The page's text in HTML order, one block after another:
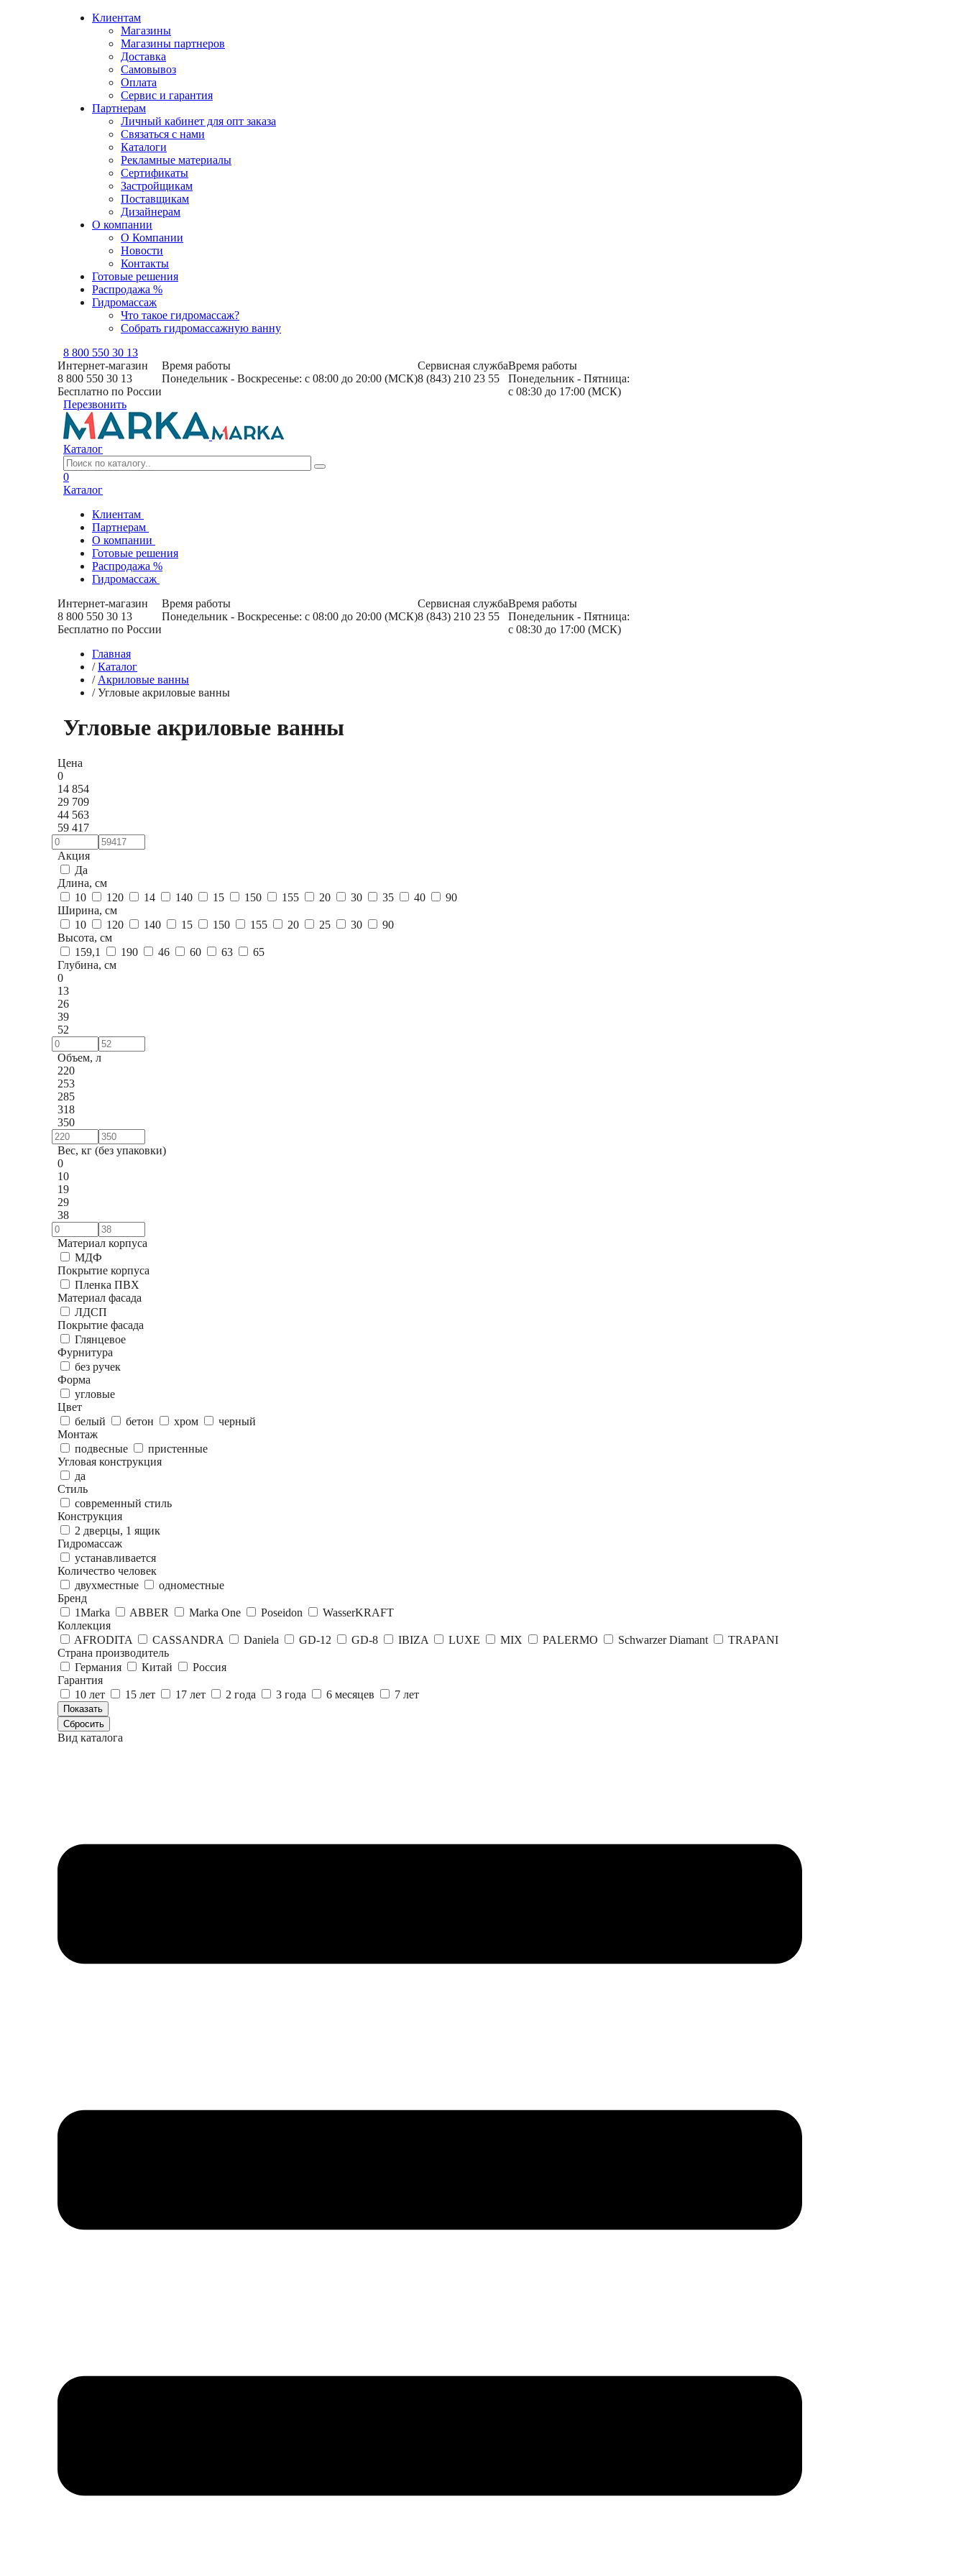
Клиентам
Магазины
Магазины партнеров
Доставка
Самовывоз
Оплата
Сервис и гарантия
Партнерам
Личный кабинет для опт заказа
Связаться с нами
Каталоги
Рекламные материалы
Сертификаты
Застройщикам
Поставщикам
Дизайнерам
О компании
О Компании
Новости
Контакты
Готовые решения
Распродажа %
Гидромассаж
Что такое гидромассаж?
Собрать гидромассажную ванну
8 800 550 30 13
Интернет-магазин
8 800 550 30 13
Бесплатно по России
Время работы
Понедельник - Воскресенье: с 08:00 до 20:00 (МСК)
Сервисная служба
8 (843) 210 23 55
Время работы
Понедельник - Пятница:
с 08:30 до 17:00 (МСК)
Перезвонить
Каталог
0
Каталог
Клиентам
Партнерам
О компании
Готовые решения
Распродажа %
Гидромассаж
Интернет-магазин
8 800 550 30 13
Бесплатно по России
Время работы
Понедельник - Воскресенье: с 08:00 до 20:00 (МСК)
Сервисная служба
8 (843) 210 23 55
Время работы
Понедельник - Пятница:
с 08:30 до 17:00 (МСК)
Главная
/ Каталог
/ Акриловые ванны
/ Угловые акриловые ванны
Угловые акриловые ванны
Цена
0
14 854
29 709
44 563
59 417
Акция
Да
Длина, см
10
120 14 140 15 150 155 20 30 35 40
90
Ширина, см
10
120 140 15 150 155 20 25 30
90
Высота, см
159,1
190 46 60 63
65
Глубина, см
0
13
26
39
52
Объем, л
220
253
285
318
350
Вес, кг (без упаковки)
0
10
19
29
38
Материал корпуса
МДФ
Покрытие корпуса
Пленка ПВХ
Материал фасада
ЛДСП
Покрытие фасада
Глянцевое
Фурнитура
без ручек
Форма
угловые
Цвет
белый
бетон хром
черный
Монтаж
подвесные
пристенные
Угловая конструкция
да
Стиль
современный стиль
Конструкция
2 дверцы, 1 ящик
Гидромассаж
устанавливается
Количество человек
двухместные
одноместные
Бренд
1Marka
ABBER Marka One Poseidon
WasserKRAFT
Коллекция
AFRODITA
CASSANDRA Daniela GD-12 GD-8 IBIZA LUXE MIX PALERMO Schwarzer Diamant
TRAPANI
Страна производитель
Германия
Китай
Россия
Гарантия
10 лет
15 лет 17 лет 2 года 3 года 6 месяцев 7 лет
Вид каталога